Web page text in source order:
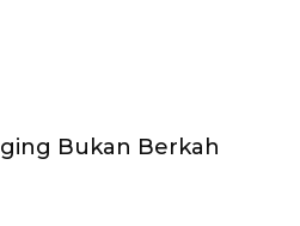
Bukan Berkah